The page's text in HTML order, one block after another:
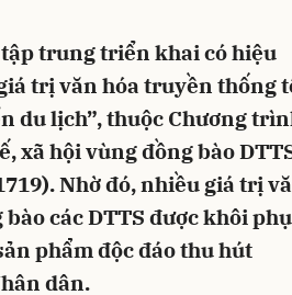
trung triển khai có hiệu
trị văn hóa truyền thống
du lịch”, thuộc Chương
xã hội vùng đồng bào
Nhờ đó, nhiều giá trị
các DTTS được khôi
phẩm độc đáo thu hút
dân.